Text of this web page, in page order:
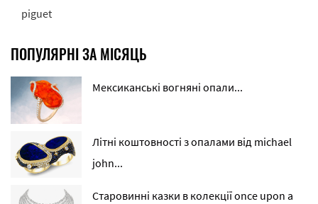
piguet
ПОПУЛЯРНІ ЗА МІСЯЦЬ
Мексиканські вогняні опали...
Літні коштовності з опалами від michael
john...
Старовинні казки в колекції once upon a